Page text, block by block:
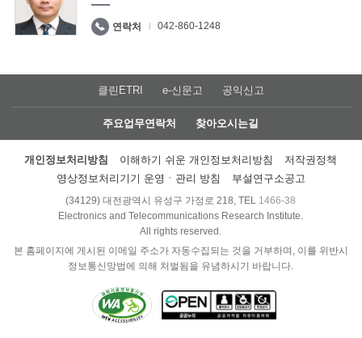
연락처 042-860-1248
클린ETRI e-신문고 공익신고
주요업무연락처 찾아오시는길
개인정보처리방침 이해하기 쉬운 개인정보처리방침
저작권정책
영상정보처리기기 운영ㆍ관리 방침
부설연구소공고
(34129) 대전광역시 유성구 가정로 218, TEL 1466-38
Electronics and Telecommunications Research Institute.
All rights reserved.
본 홈페이지에 게시된 이메일 주소가 자동수집되는 것을 거부하며, 이를 위반시
정보통신망법에 의해 처벌됨을 유념하시기 바랍니다.